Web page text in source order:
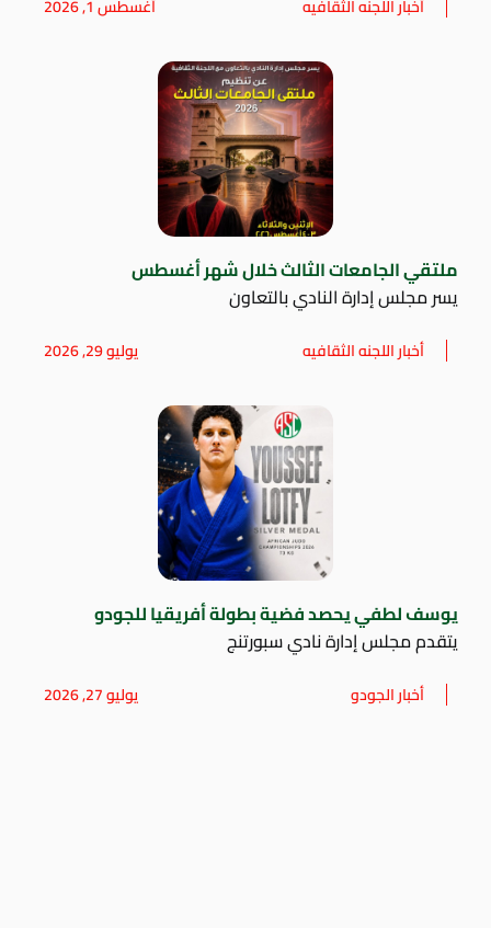
أخبار اللجنه الثقافيه أغسطس 1, 2026
ملتقي الجامعات الثالث خلال شهر أغسطس
يسر مجلس إدارة النادي بالتعاون
أخبار اللجنه الثقافيه يوليو 29, 2026
يوسف لطفي يحصد فضية بطولة أفريقيا للجودو
يتقدم مجلس إدارة نادي سبورتنج
أخبار الجودو يوليو 27, 2026